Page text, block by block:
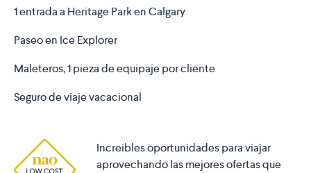
1 entrada a Heritage Park en Calgary
Paseo en Ice Explorer
Maleteros, 1 pieza de equipaje por cliente
Seguro de viaje vacacional
Increibles oportunidades para viajar
aprovechando las mejores ofertas que